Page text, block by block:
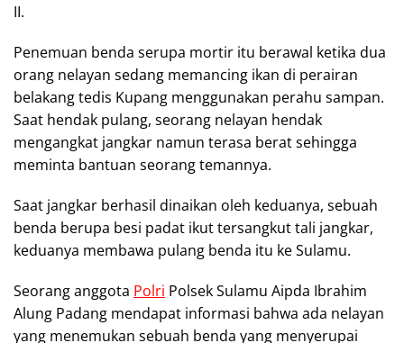
II.
Penemuan benda serupa mortir itu berawal ketika dua
orang nelayan sedang memancing ikan di perairan
belakang tedis Kupang menggunakan perahu sampan.
Saat hendak pulang, seorang nelayan hendak
mengangkat jangkar namun terasa berat sehingga
meminta bantuan seorang temannya.
Saat jangkar berhasil dinaikan oleh keduanya, sebuah
benda berupa besi padat ikut tersangkut tali jangkar,
keduanya membawa pulang benda itu ke Sulamu.
Seorang anggota Polri Polsek Sulamu Aipda Ibrahim
Alung Padang mendapat informasi bahwa ada nelayan
yang menemukan sebuah benda yang menyerupai